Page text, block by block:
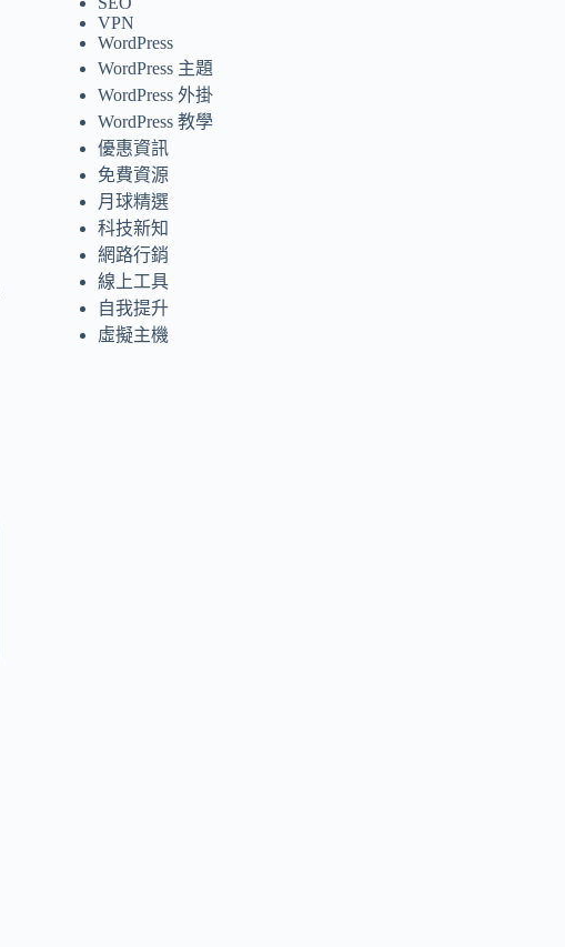
VPN
WordPress
WordPress 主題
WordPress 外掛
WordPress 教學
優惠資訊
免費資源
月球精選
科技新知
網路行銷
線上工具
自我提升
虛擬主機